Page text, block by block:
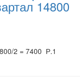
14800
2 = 7400 Р.1